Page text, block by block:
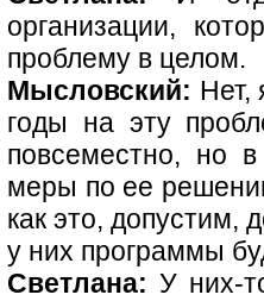
организации,
проблему в целом.
Мысловский: Нет,
годы на эту
повсеместно, но
меры по ее
как это, допустим,
у них программы
Светлана: У них-